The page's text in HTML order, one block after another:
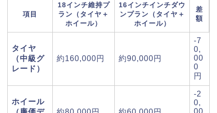
項目
18インチ維持プ
ラン（タイヤ＋
ホイール）
16インチインチダウ
ンプラン（タイヤ＋
ホイール）
差
額
タイヤ
（中級グ
レード）
約160,000円 約90,000円
-7
0,
00
0
円
ホイール
-2
0,
00